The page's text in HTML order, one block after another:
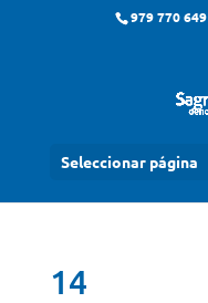
979 770 649
Seleccionar página
14